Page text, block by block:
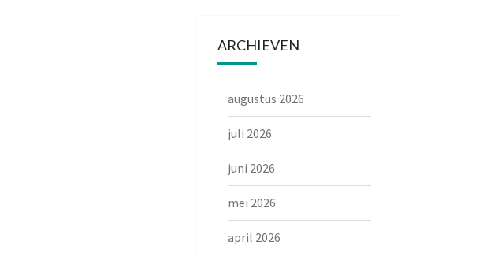
ARCHIEVEN
augustus 2026
juli 2026
juni 2026
mei 2026
april 2026